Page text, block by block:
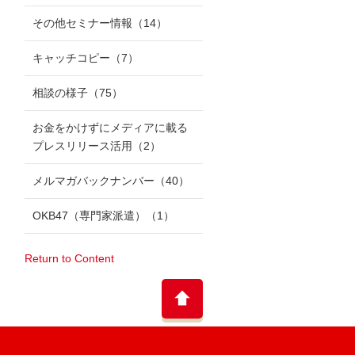
その他セミナー情報 （14）
キャッチコピー （7）
相談の様子 （75）
お金をかけずにメディアに載る
プレスリリース活用
（2）
メルマガバックナンバー （40）
OKB47（専門家派遣） （1）
Return to Content